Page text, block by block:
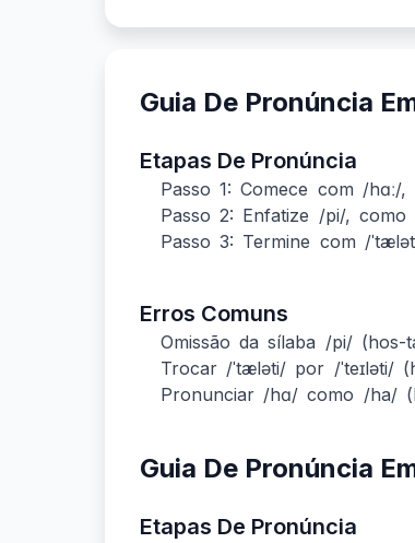
Guia De Pronúncia
Etapas De Pronúncia
Passo 1: Comece com /
Passo 2: Enfatize /pi/,
Passo 3: Termine com /
Erros Comuns
Omissão da sílaba /pi/ (hos-
Trocar /ˈtæləti/ por /ˈteɪləti/
Pronunciar /hɑ/ como /ha/
Guia De Pronúncia
Etapas De Pronúncia